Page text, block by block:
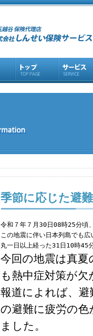
季節に応じた避
令和７年７月30日08時25分頃
この地震に伴い日本列島でも
丸一日以上経った31日10時45
今回の地震は真
も熱中症対策が
報道によれば、
の避難に疲労の
ました。